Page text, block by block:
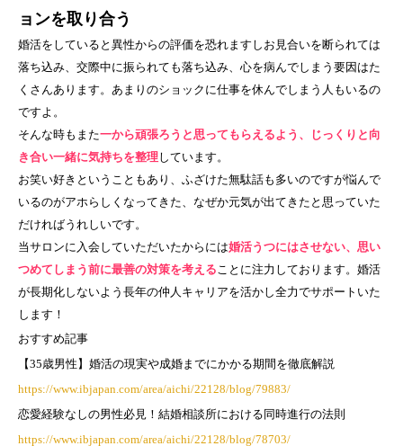
ョンを取り合う
婚活をしていると異性からの評価を恐れますしお見合いを断られては
落ち込み、交際中に振られても落ち込み、心を病んでしまう要因はた
くさんあります。あまりのショックに仕事を休んでしまう人もいるの
ですよ。
そんな時もまた一から頑張ろうと思ってもらえるよう、じっくりと向
き合い一緒に気持ちを整理しています。
お笑い好きということもあり、ふざけた無駄話も多いのですが悩んで
いるのがアホらしくなってきた、なぜか元気が出てきたと思っていた
だければうれしいです。
当サロンに入会していただいたからには婚活うつにはさせない、思い
つめてしまう前に最善の対策を考えることに注力しております。婚活
が長期化しないよう長年の仲人キャリアを活かし全力でサポートいた
します！
おすすめ記事
【35歳男性】婚活の現実や成婚までにかかる期間を徹底解説
https://www.ibjapan.com/area/aichi/22128/blog/79883/
恋愛経験なしの男性必見！結婚相談所における同時進行の法則
https://www.ibjapan.com/area/aichi/22128/blog/78703/